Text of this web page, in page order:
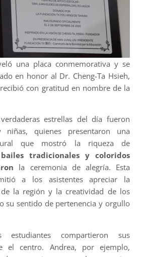
una placa conmemorativa y se
en honor al Dr. Cheng-Ta Hsieh,
con gratitud en nombre de la
estrellas del día fueron
quienes presentaron una
que mostró la riqueza de
tradicionales y coloridos
la ceremonia de alegría. Esta
a los asistentes apreciar la
la región y la creatividad de los
su sentido de pertenencia y orgullo
estudiantes compartieron sus
el centro. Andrea, por ejemplo,